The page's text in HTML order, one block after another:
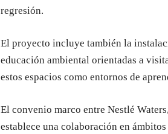
regresión.
El proyecto incluye también la
educación ambiental orientadas a
estos espacios como entornos de
El convenio marco entre Nestlé
establece una colaboración en